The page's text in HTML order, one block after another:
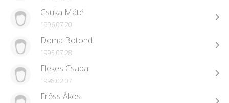
Csuka Máté
1996.07.20
Doma Botond
1995.07.28
Elekes Csaba
1998.02.07
Erőss Ákos